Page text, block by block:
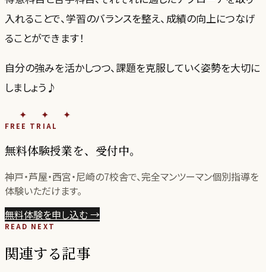
入れることで、学習のバランスを整え、成績の向上につなげ
ることができます！
自分の強みを活かしつつ、課題を克服していく姿勢を大切に
しましょう♪
✦✦✦
FREE TRIAL
無料体験授業を、受付中。
神戸・芦屋・西宮・尼崎の7校舎で、完全マンツーマン個別指導を
体験いただけます。
無料体験を申し込む→
READ NEXT
関連する記事